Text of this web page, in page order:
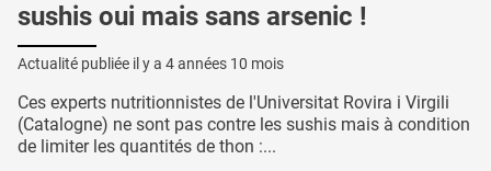
sushis oui mais sans arsenic !
Actualité publiée il y a 4 années 10 mois
Ces experts nutritionnistes de l'Universitat Rovira i Virgili
(Catalogne) ne sont pas contre les sushis mais à condition
de limiter les quantités de thon :...